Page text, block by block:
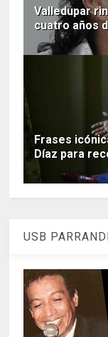
Valledupar
cuatro años
Frases
Díaz para
USB